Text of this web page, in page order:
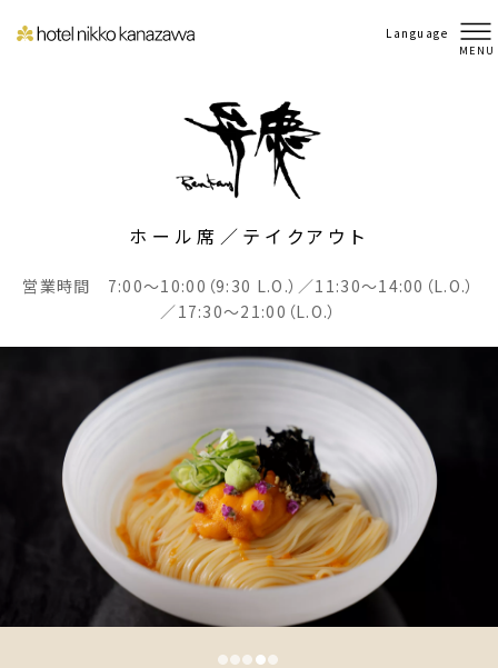
Language
MENU
ホール席／テイクアウト
営業時間 7:00～10:00（9:30 L.O.）／11:30～14:00（L.O.）
／17:30～21:00（L.O.）
●●● ●●